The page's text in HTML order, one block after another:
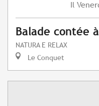
Il
Balade contée
NATURA E RELAX
Le Conquet